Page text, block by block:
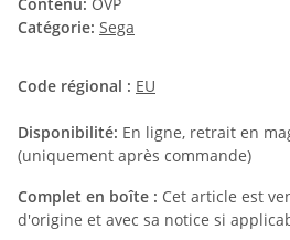
Catégorie: Sega
Code régional : EU
Disponibilité: En ligne, retrait en
(uniquement après commande)
Complet en boîte : Cet article est
d'origine et avec sa notice si